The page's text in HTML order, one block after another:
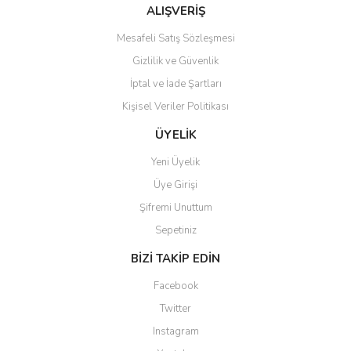
Bu ürüne benzer farklı alternatifler olmalı.
Gönder
ALIŞVERİŞ
Mesafeli Satış Sözleşmesi
Gizlilik ve Güvenlik
İptal ve İade Şartları
Kişisel Veriler Politikası
ÜYELİK
Yeni Üyelik
Üye Girişi
Şifremi Unuttum
Sepetiniz
BİZİ TAKİP EDİN
Facebook
Twitter
Instagram